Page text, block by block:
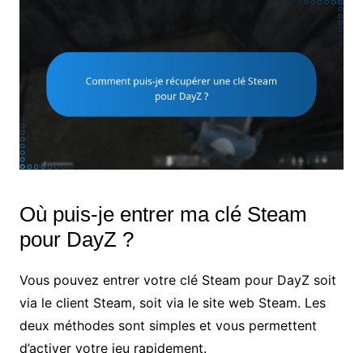
Où puis-je entrer ma clé Steam
pour DayZ ?
Vous pouvez entrer votre clé Steam pour DayZ soit
via le client Steam, soit via le site web Steam. Les
deux méthodes sont simples et vous permettent
d’activer votre jeu rapidement.